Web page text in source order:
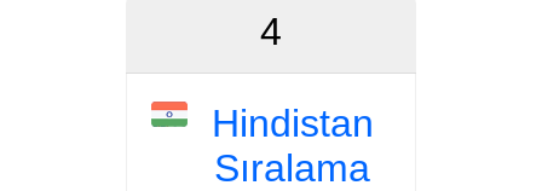
4
Hindistan
Sıralama